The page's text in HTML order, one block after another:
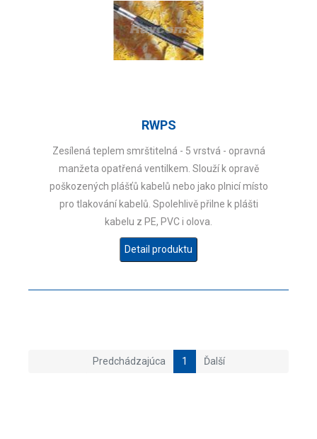
RWPS
Zesílená teplem smrštitelná - 5 vrstvá - opravná
manžeta opatřená ventilkem. Slouží k opravě
poškozených plášťů kabelů nebo jako plnicí místo
pro tlakování kabelů. Spolehlivě přilne k plášti
kabelu z PE, PVC i olova.
Detail produktu
Predchádzajúca 1 Ďalší